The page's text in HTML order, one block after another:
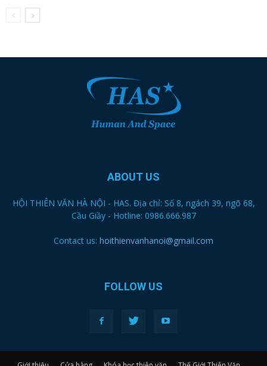
ABOUT US
HỘI THIÊN VĂN HÀ NỘI - HAS. Địa chỉ: Số 8, ngách 39, ngõ 68,
Cầu Giầy - Hotline: 0986.666.987
Contact us: hoithienvanhanoi@gmail.com
FOLLOW US